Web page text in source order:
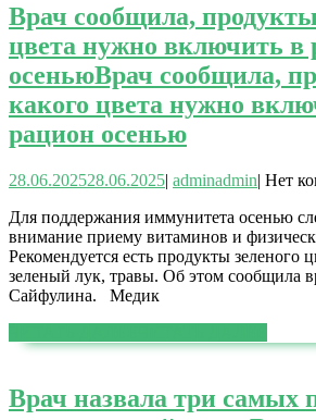
Врач сообщила,
цвета нужно включить в
осеньюВрач сообщила,
какого цвета нужно
рацион осенью
28.06.202528.06.2025| adminadmin| Нет
Для поддержания иммунитета осенью
внимание приему витаминов и
Рекомендуется есть продукты зеленого
зеленый лук, травы. Об этом сообщила
Сайфулина. Медик
Врач назвала три самых